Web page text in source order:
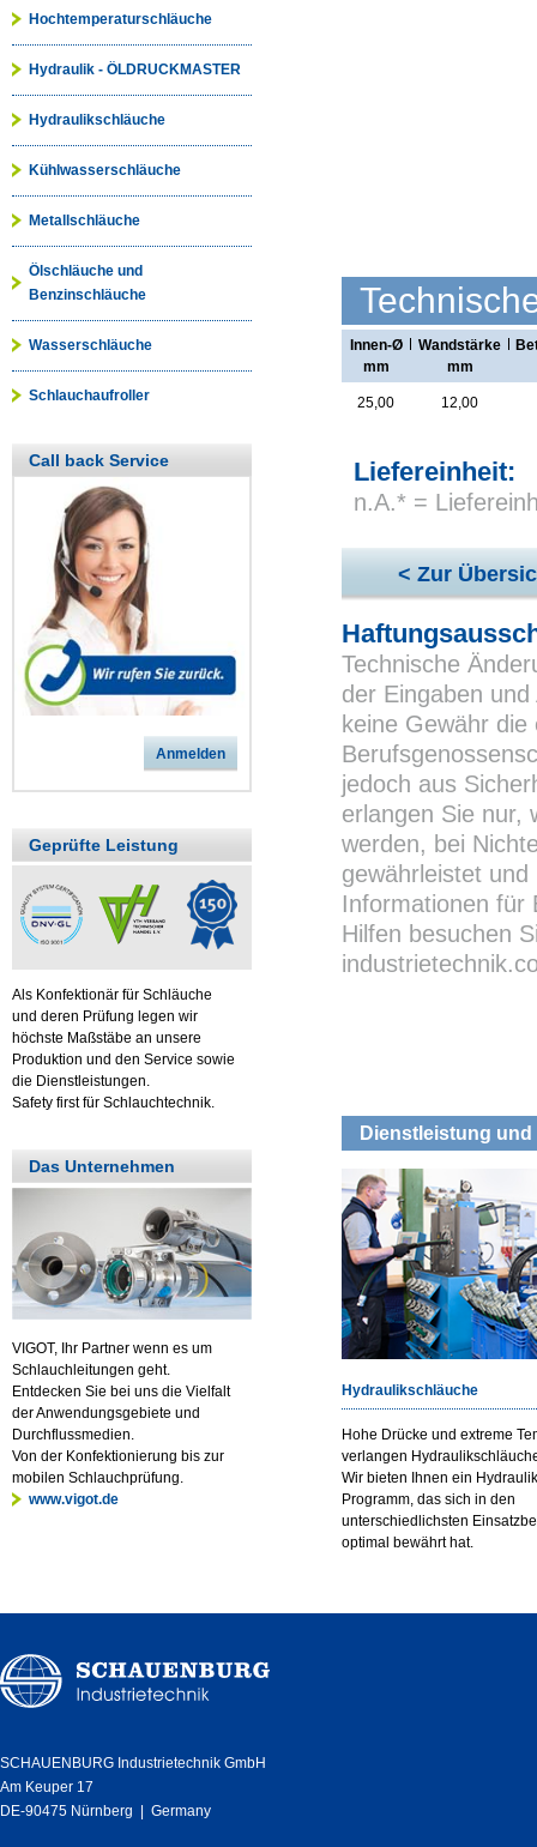
Innen-Ø
mm
Wandstärke
mm
25,00 12,00
Liefereinheit:
n.A.* =
< Zur
Technische
der Eingaben
keine Gewähr
jedoch aus
erlangen Sie nur,
werden, bei
gewährleistet
Informationen für
Hilfen besuchen
Dienstleistung
Hydraulikschläuche
Hohe Drücke und extreme
verlangen
Wir bieten Ihnen ein
Programm, das sich in den
unterschiedlichsten
optimal bewährt hat.
Hochtemperaturschläuche
Hydraulik - ÖLDRUCKMASTER
Hydraulikschläuche
Kühlwasserschläuche
Metallschläuche
Ölschläuche und
Benzinschläuche
Wasserschläuche
Schlauchaufroller
Call back Service
Anmelden
Geprüfte Leistung
Als Konfektionär für Schläuche
und deren Prüfung legen wir
höchste Maßstäbe an unsere
Produktion und den Service sowie
die Dienstleistungen.
Safety first für Schlauchtechnik.
Das Unternehmen
VIGOT, Ihr Partner wenn es um
Schlauchleitungen geht.
Entdecken Sie bei uns die Vielfalt
der Anwendungsgebiete und
Durchflussmedien.
Von der Konfektionierung bis zur
mobilen Schlauchprüfung.
www.vigot.de
SCHAUENBURG Industrietechnik GmbH
Am Keuper 17
DE-90475 Nürnberg | Germany